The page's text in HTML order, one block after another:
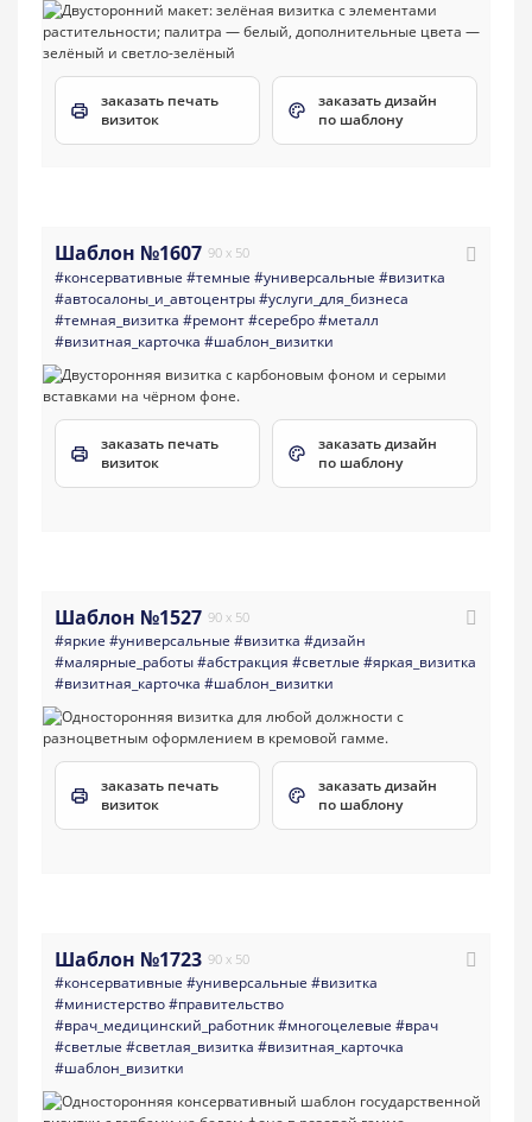
заказать печать
визиток
заказать дизайн
по шаблону
Шаблон №1607 90 x 50
#консервативные #темные #универсальные #визитка
#aвтосалоны_и_автоцентры#услуги_для_бизнеса
#темная_визитка #ремонт#серебро#металл
#визитная_карточка #шаблон_визитки
заказать печать
визиток
заказать дизайн
по шаблону
Шаблон №1527 90 x 50
#яркие #универсальные #визитка #дизайн
#малярные_работы#абстракция #светлые #яркая_визитка
#визитная_карточка #шаблон_визитки
заказать печать
визиток
заказать дизайн
по шаблону
Шаблон №1723 90 x 50
#консервативные #универсальные #визитка
#министерство#правительство
#врач_медицинский_работник#многоцелевые #врач
#светлые #светлая_визитка #визитная_карточка
#шаблон_визитки